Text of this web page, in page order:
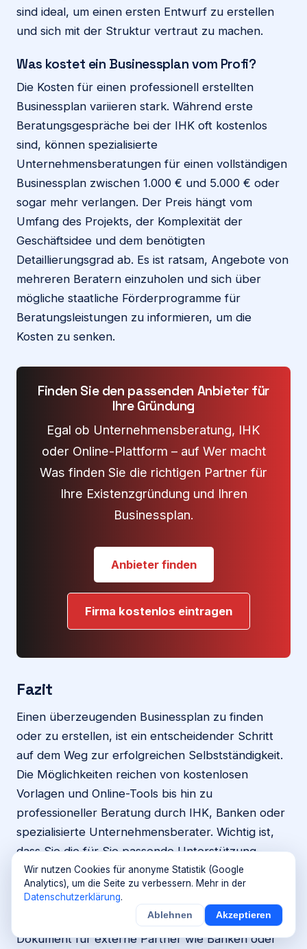
sind ideal, um einen ersten Entwurf zu erstellen
und sich mit der Struktur vertraut zu machen.
Was kostet ein Businessplan vom Profi?
Die Kosten für einen professionell erstellten
Businessplan variieren stark. Während erste
Beratungsgespräche bei der IHK oft kostenlos
sind, können spezialisierte
Unternehmensberatungen für einen vollständigen
Businessplan zwischen 1.000 € und 5.000 € oder
sogar mehr verlangen. Der Preis hängt vom
Umfang des Projekts, der Komplexität der
Geschäftsidee und dem benötigten
Detaillierungsgrad ab. Es ist ratsam, Angebote von
mehreren Beratern einzuholen und sich über
mögliche staatliche Förderprogramme für
Beratungsleistungen zu informieren, um die
Kosten zu senken.
Finden Sie den passenden Anbieter für
Ihre Gründung
Egal ob Unternehmensberatung, IHK
oder Online-Plattform – auf Wer macht
Was finden Sie die richtigen Partner für
Ihre Existenzgründung und Ihren
Businessplan.
Anbieter finden
Firma kostenlos eintragen
Fazit
Einen überzeugenden Businessplan zu finden
oder zu erstellen, ist ein entscheidender Schritt
auf dem Weg zur erfolgreichen Selbstständigkeit.
Die Möglichkeiten reichen von kostenlosen
Vorlagen und Online-Tools bis hin zu
professioneller Beratung durch IHK, Banken oder
spezialisierte Unternehmensberater. Wichtig ist,
dass Sie die für Sie passende Unterstützung
wählen und den Businessplan stets individuell an
Ihre Geschäftsidee anpassen.
Ein gut durchdachter Businessplan ist nicht nur ein
Dokument für externe Partner wie Banken oder
Wir nutzen Cookies für anonyme Statistik (Google
Analytics), um die Seite zu verbessern. Mehr in der
Datenschutzerklärung.
Ablehnen Akzeptieren